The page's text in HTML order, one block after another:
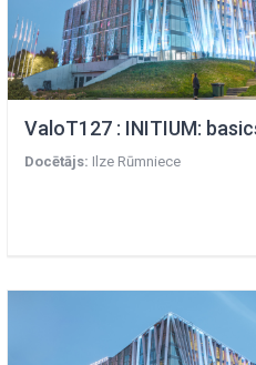
Docētājs: Ilze Rūmniece